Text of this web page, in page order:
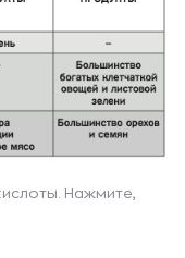
Нажмите,